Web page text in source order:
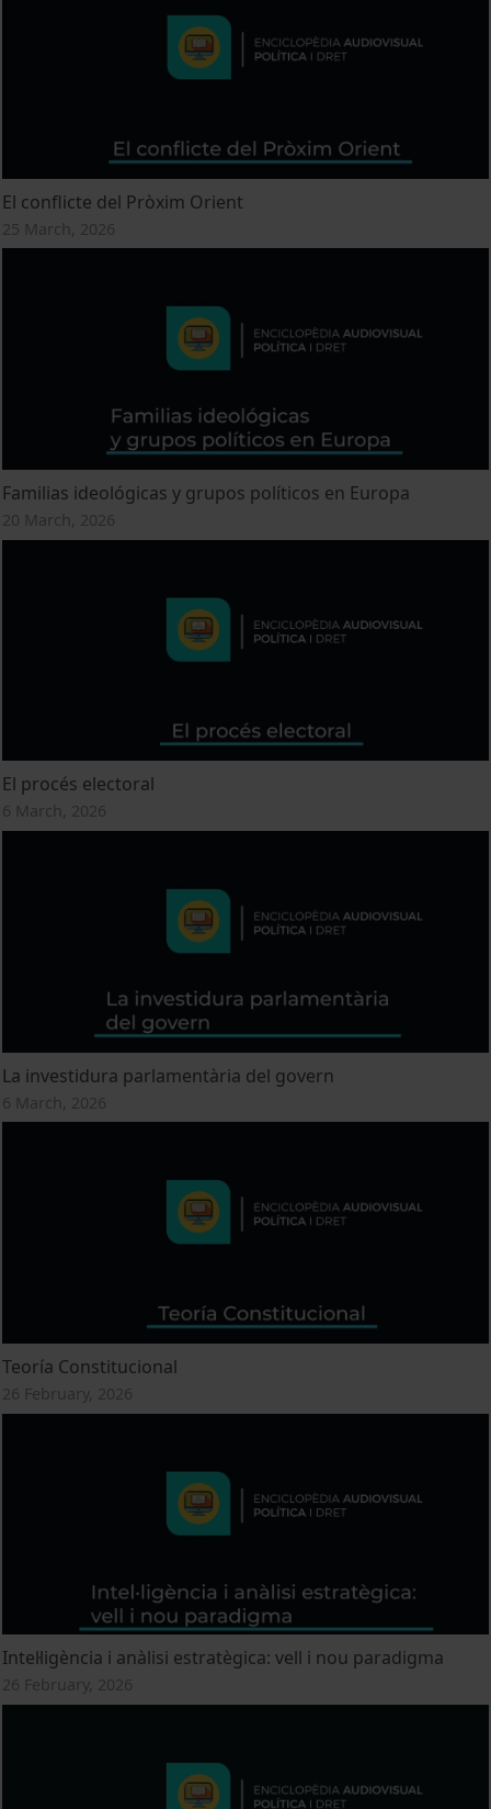
El conflicte del Pròxim Orient
25 March, 2026
Familias ideológicas y grupos políticos en Europa
20 March, 2026
El procés electoral
6 March, 2026
La investidura parlamentària del govern
6 March, 2026
Teoría Constitucional
26 February, 2026
Intel·ligència i anàlisi estratègica: vell i nou paradigma
26 February, 2026